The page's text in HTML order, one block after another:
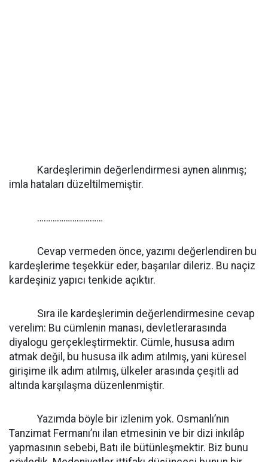
Kardeşlerimin değerlendirmesi aynen alınmış;
imla hataları düzeltilmemiştir.
…………………………
Cevap vermeden önce, yazımı değerlendiren bu
kardeşlerime teşekkür eder, başarılar dileriz. Bu naçiz
kardeşiniz yapıcı tenkide açıktır.
Sıra ile kardeşlerimin değerlendirmesine cevap
verelim: Bu cümlenin manası, devletlerarasında
diyalogu gerçekleştirmektir. Cümle, hususa adım
atmak değil, bu hususa ilk adım atılmış, yani küresel
girişime ilk adım atılmış, ülkeler arasında çeşitli ad
altında karşılaşma düzenlenmiştir.
Yazımda böyle bir izlenim yok. Osmanlı’nın
Tanzimat Fermanı’nı ilan etmesinin ve bir dizi inkılâp
yapmasının sebebi, Batı ile bütünleşmektir. Biz bunu